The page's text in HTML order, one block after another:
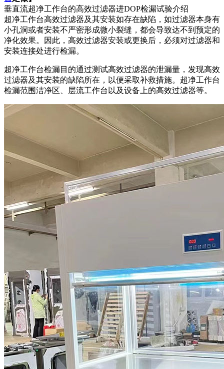
垂直流超净工作台的高效过滤器进DOP检漏试验介绍
超净工作台高效过滤器及其安装如存在缺陷，如过滤器本身有
小孔洞或者安装不严密形成微小裂缝，都会导致达不到预定的
净化效果。因此，高效过滤器安装或更换后，必须对过滤器和
安装连接处进行检漏。
超净工作台检漏目的通过测试高效过滤器的泄漏量，发现高效
过滤器及其安装的缺陷所在，以便采取补救措施。超净工作台
检漏范围洁净区、层流工作台以及设备上的高效过滤器等。